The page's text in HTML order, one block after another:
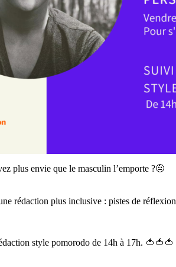
plus envie que le masculin l’emporte ?🤨
rédaction plus inclusive : pistes de
style pomorodo de 14h à 17h. 🍅🍅🍅